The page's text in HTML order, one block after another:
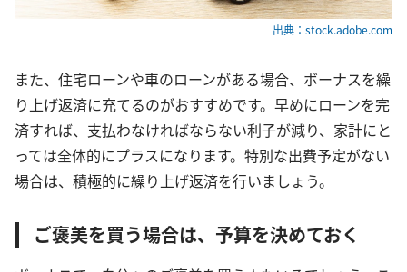
出典：stock.adobe.com
また、住宅ローンや車のローンがある場合、ボーナスを繰
り上げ返済に充てるのがおすすめです。早めにローンを完
済すれば、支払わなければならない利子が減り、家計にと
っては全体的にプラスになります。特別な出費予定がない
場合は、積極的に繰り上げ返済を行いましょう。
ご褒美を買う場合は、予算を決めておく